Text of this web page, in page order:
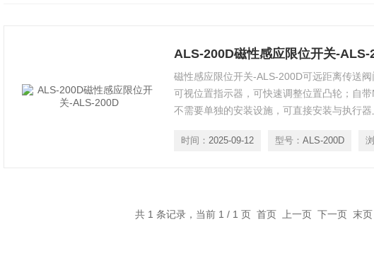
ALS-200D磁性感应限位开关-ALS-
磁性感应限位开关-ALS-200D可远距离传送
可视位置指示器，可快速调整位置凸轮；自
不需要单独的安装设施，可直接安装与执行
时间： 2025-09-12 型号： ALS-200D
共 1 条记录，当前 1 / 1 页 首页 上一页 下一页 末